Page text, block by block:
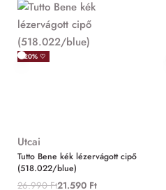
-20% ♡
Utcai
Tutto Bene kék lézervágott cipő
(518.022/blue)
26.990Ft21.590 Ft